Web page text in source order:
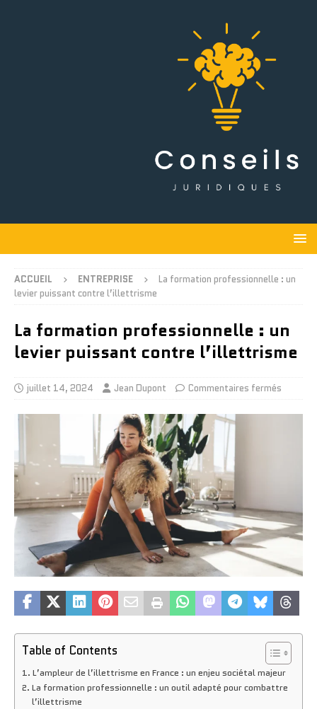
ACCUEIL ENTREPRISE
La formation professionnelle : un
levier puissant contre l’illettrisme
La formation professionnelle : un
levier puissant contre l’illettrisme
juillet 14, 2024 Jean Dupont Commentaires fermés
Table of Contents
L’ampleur de l’illettrisme en France : un enjeu sociétal majeur
La formation professionnelle : un outil adapté pour combattre
l’illettrisme